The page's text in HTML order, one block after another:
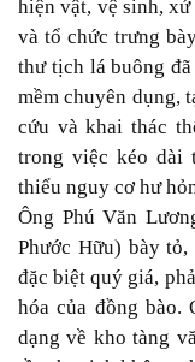
hiện vật, vệ sinh,
và tổ chức trưng
thư tịch lá buông
mềm chuyên dụng,
cứu và khai thác
trong việc kéo dài
thiểu nguy cơ hư
Ông Phú Văn
Phước Hữu) bày
đặc biệt quý giá,
hóa của đồng bào.
dạng về kho tàng